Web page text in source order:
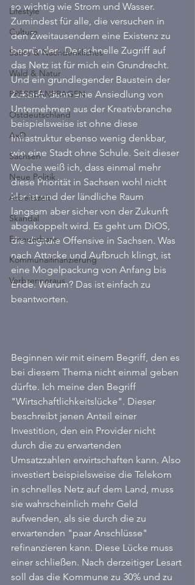
Lifestyle
Culture
Satire & Nachdenkliches
Wald & Natur
PRESSEANFRAGEN
Ostdeutschland
AxD
Sachsen
Neue Politik
Arbeitszeit
Skandal
Erneuerbare
Kommunalfinanzierung
Verbrenneraus
so wichtig wie Strom und Wasser.
Zumindest für alle, die versuchen in
den Zweitausendern eine Existenz zu
begründen. Der schnelle Zugriff auf
das Netz ist für mich ein Grundrecht.
Und ein grundlegender Baustein der
Zukunft, denn eine Ansiedlung von
Unternehmen aus der Kreativbranche
beispielsweise ist ohne diese
Infrastruktur ebenso wenig denkbar,
wie eine Stadt ohne Schule. Seit dieser
Woche weiß ich, dass einmal mehr
diese Priorität in Sachsen wohl nicht
klar ist und der ländliche Raum
langsam aber sicher von der Zukunft
abgekoppelt wird. Es geht um DiOS,
die digitale Offensive in Sachsen. Was
nach Attacke und Aufbruch klingt, ist
eine Mogelpackung von Anfang bis
Ende. Warum? Das ist einfach zu
beantworten.
Beginnen wir mit einem Begriff, den es
bei diesem Thema nicht einmal geben
dürfte. Ich meine den Begriff
"Wirtschaftlichkeitslücke". Dieser
beschreibt jenen Anteil einer
Investition, den ein Provider nicht
durch die zu erwartenden
Umsatzzahlen erwirtschaften kann. Also
investiert beispielsweise die Telekom
in schnelles Netz auf dem Land, muss
sie wahrscheinlich mehr Geld
aufwenden, als sie durch die zu
erwartenden "paar Anschlüsse"
refinanzieren kann. Diese Lücke muss
einer schließen. Nach derzeitiger Lesart
soll das die Kommune zu 30% und zu